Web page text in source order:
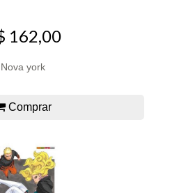
162,00
Nova york
Comprar